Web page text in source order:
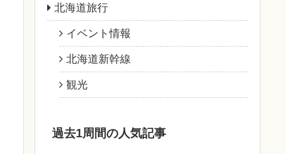
北海道旅行
イベント情報
北海道新幹線
観光
過去1周間の人気記事